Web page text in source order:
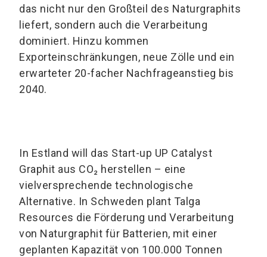
das nicht nur den Großteil des Naturgraphits
liefert, sondern auch die Verarbeitung
dominiert. Hinzu kommen
Exporteinschränkungen, neue Zölle und ein
erwarteter 20-facher Nachfrageanstieg bis
2040.
In Estland will das Start-up UP Catalyst
Graphit aus CO₂ herstellen – eine
vielversprechende technologische
Alternative. In Schweden plant Talga
Resources die Förderung und Verarbeitung
von Naturgraphit für Batterien, mit einer
geplanten Kapazität von 100.000 Tonnen